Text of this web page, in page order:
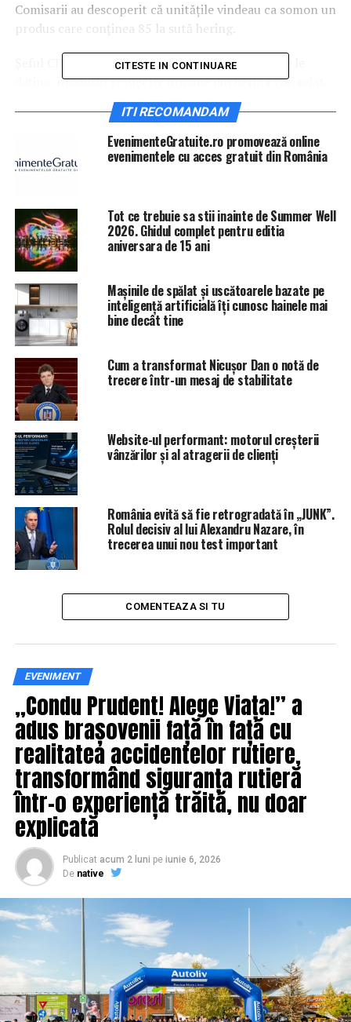
Comisarii au descoperit că unităţile vindeau ca somon un
produs care conţinea 85 la sută hering.
Şeful CJPC a mai spus că, din informaţiile pe care le
deţine, produsul respectiv provine din hering congelat,
lăsat la dezgheţat în cuve mari, în apă, iar deasupra
acestuia este pus potenţiatorul de gust de somon.
IasiAZI.ro
URMATORUL
Milioane de oameni sunt monitorizați prin telefon.
DOVADA clară că suntem urmăriți | IasiAZI.ro
NU RATATI
Tragedie fără margini! O celebră jurnalistă a fost
torturată și ucisă | IasiAZI.ro
CITESTE IN CONTINUARE
ITI RECOMANDAM
EvenimenteGratuite.ro promovează online
evenimentele cu acces gratuit din România
Tot ce trebuie sa stii inainte de Summer Well
2026. Ghidul complet pentru editia
aniversara de 15 ani
Mașinile de spălat și uscătoarele bazate pe
inteligență artificială îți cunosc hainele mai
bine decât tine
Cum a transformat Nicușor Dan o notă de
trecere într-un mesaj de stabilitate
Website-ul performant: motorul creșterii
vânzărilor și al atragerii de clienți
România evită să fie retrogradată în „JUNK”.
Rolul decisiv al lui Alexandru Nazare, în
trecerea unui nou test important
COMENTEAZA SI TU
EVENIMENT
„Condu Prudent! Alege Viața!” a
adus brașovenii față în față cu
realitatea accidentelor rutiere,
transformând siguranța rutieră
într-o experiență trăită, nu doar
explicată
Publicat acum 2 luni pe iunie 6, 2026
De native